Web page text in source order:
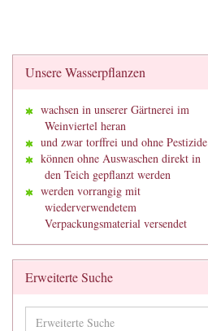
Unsere Wasserpflanzen
wachsen in unserer Gärtnerei im
Weinviertel heran
und zwar torffrei und ohne Pestizide
können ohne Auswaschen direkt in
den Teich gepflanzt werden
werden vorrangig mit
wiederverwendetem
Verpackungsmaterial versendet
Erweiterte Suche